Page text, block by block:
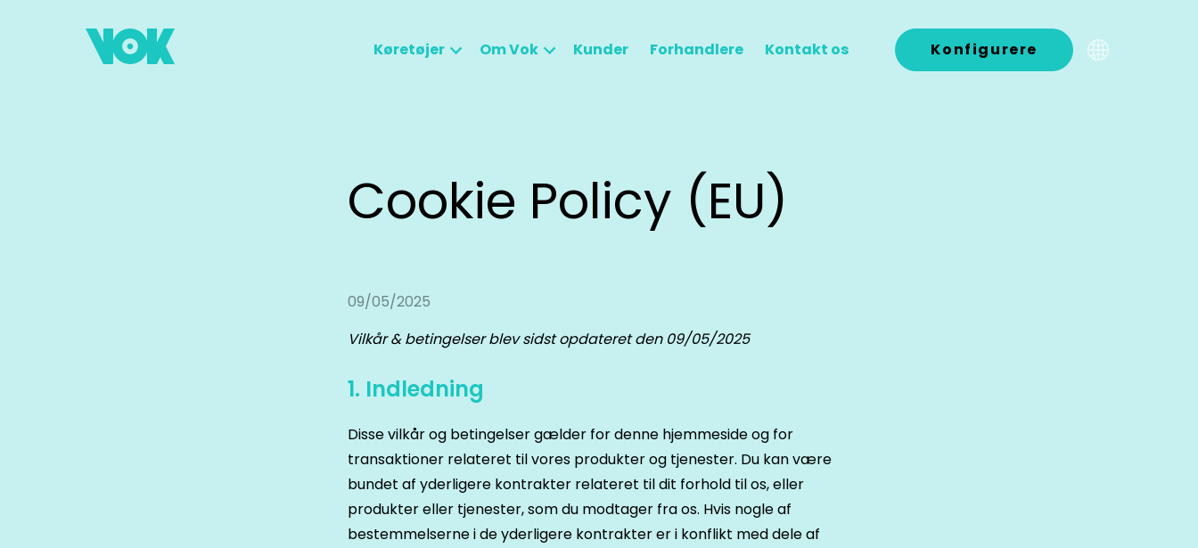
Køretøjer Om Vok Kunder Forhandlere Kontakt os Konfigurere
Cookie Policy (EU)
09/05/2025
Vilkår & betingelser blev sidst opdateret den 09/05/2025
1. Indledning
Disse vilkår og betingelser gælder for denne hjemmeside og for
transaktioner relateret til vores produkter og tjenester. Du kan være
bundet af yderligere kontrakter relateret til dit forhold til os, eller
produkter eller tjenester, som du modtager fra os. Hvis nogle af
bestemmelserne i de yderligere kontrakter er i konflikt med dele af